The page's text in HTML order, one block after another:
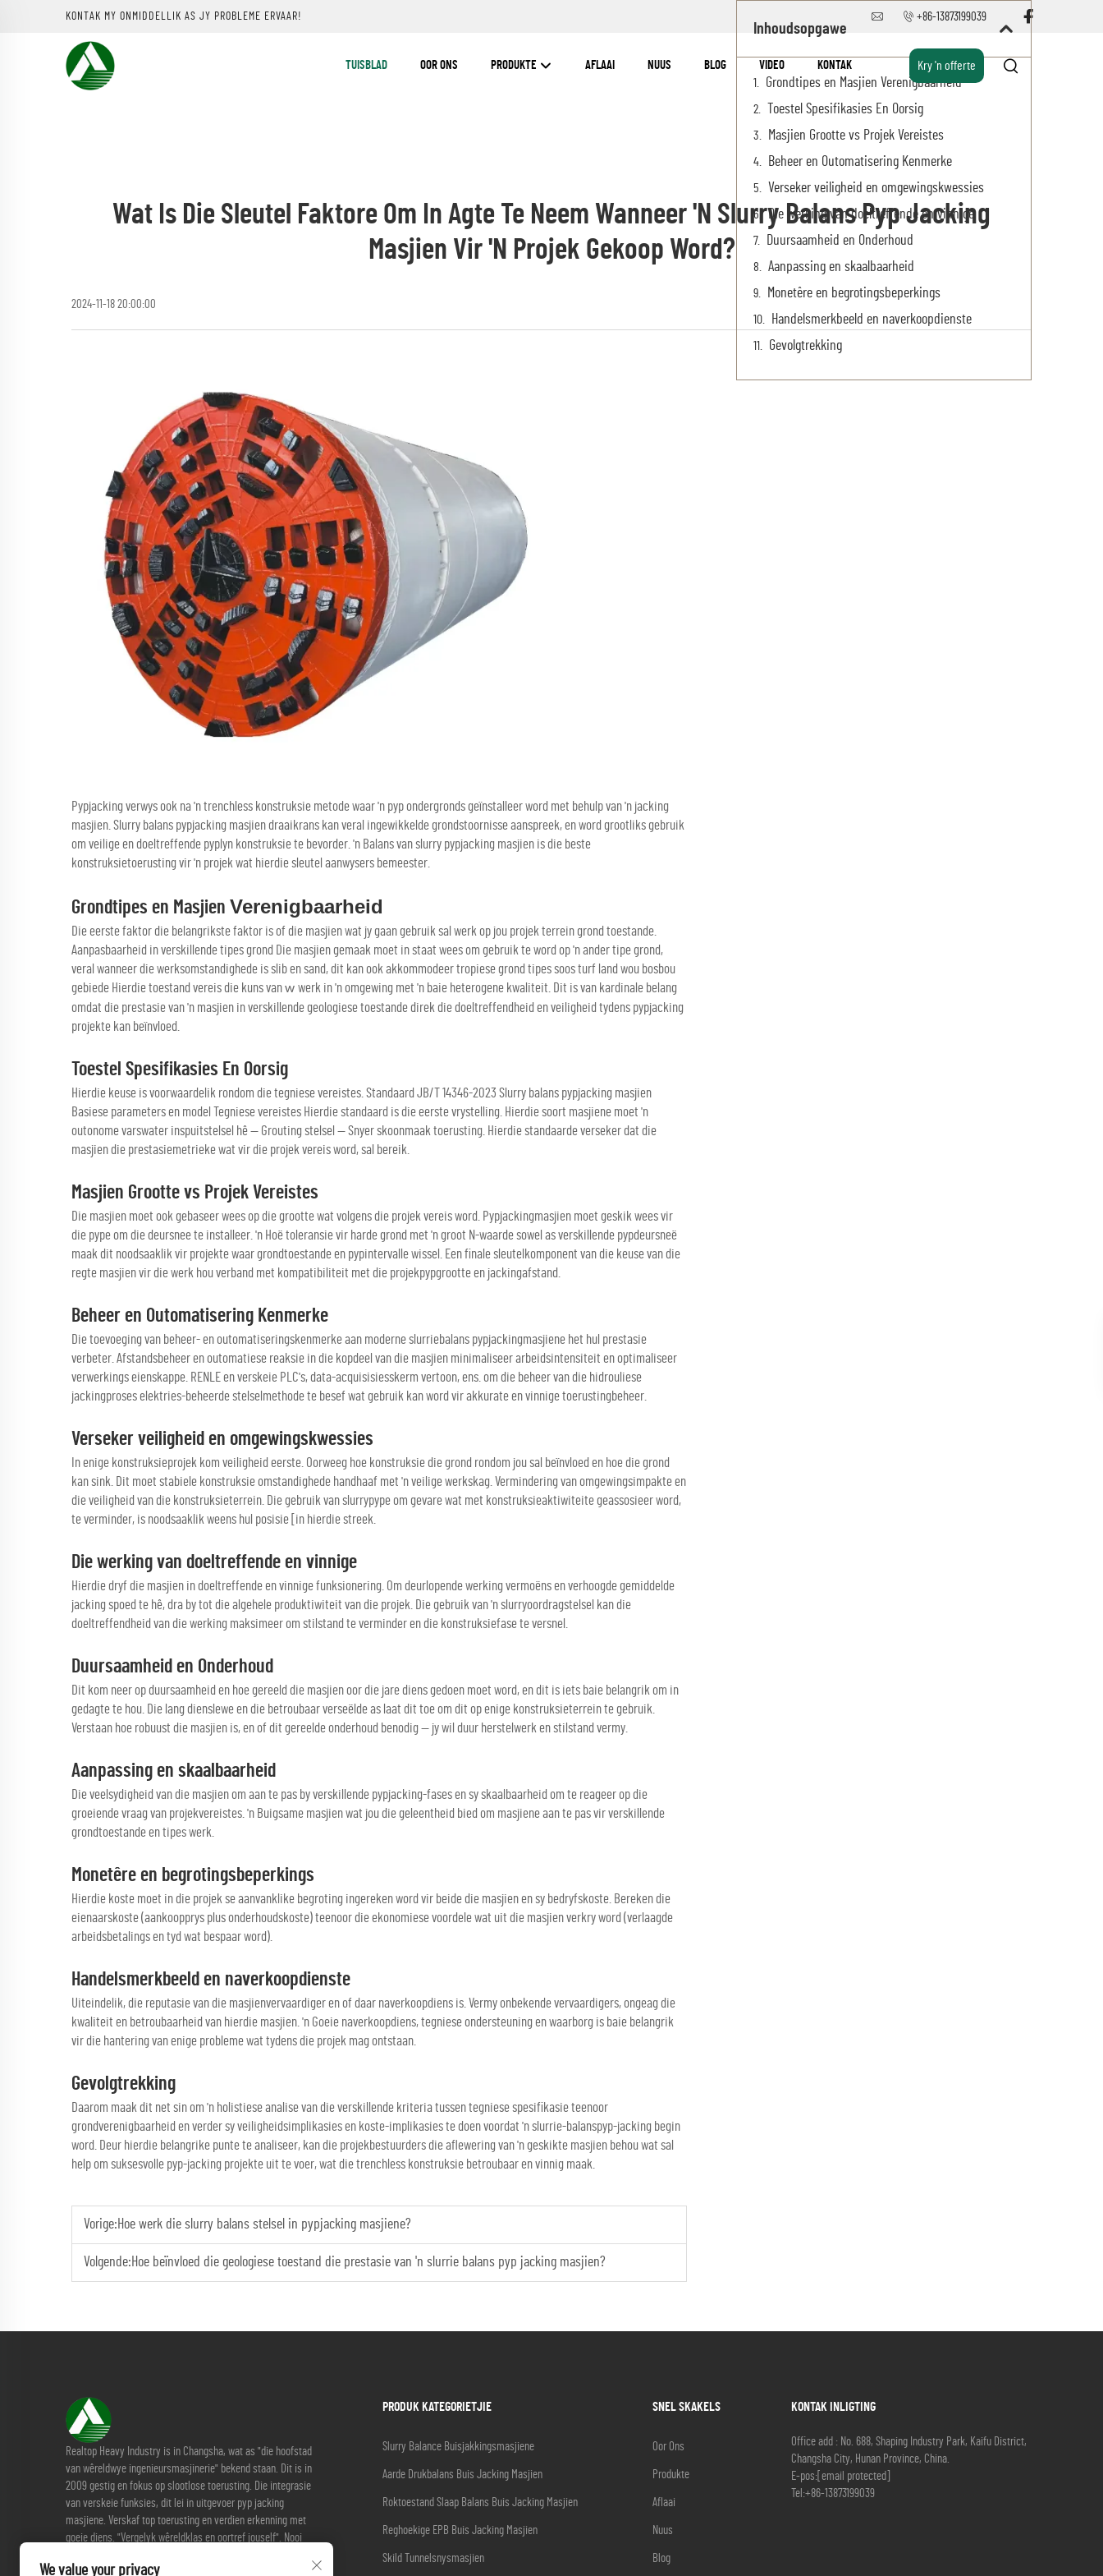
KONTAK MY ONMIDDELLIK AS JY PROBLEME ERVAAR! +86-13873199039
TUISBLAD OOR ONS PRODUKTE AFLAAI NUUS BLOG VIDEO KONTAK Kry 'n offerte
Wat Is Die Sleutel Faktore Om In Agte Te Neem Wanneer 'n Slurry Balans Pyp Jacking
Masjien Vir 'n Projek Gekoop Word?
2024-11-18 20:00:00
Pypjacking verwys ook na 'n trenchless konstruksie metode waar 'n pyp ondergronds geïnstalleer word met behulp van 'n jacking
masjien. Slurry balans pypjacking masjien draaikrans kan veral ingewikkelde grondstoornisse aanspreek, en word grootliks gebruik
om veilige en doeltreffende pyplyn konstruksie te bevorder. 'n Balans van slurry pypjacking masjien is die beste
konstruksietoerusting vir 'n projek wat hierdie sleutel aanwysers bemeester.
Grondtipes en Masjien Verenigbaarheid
Die eerste faktor die belangrikste faktor is of die masjien wat jy gaan gebruik sal werk op jou projek terrein grond toestande.
Aanpasbaarheid in verskillende tipes grond Die masjien gemaak moet in staat wees om gebruik te word op 'n ander tipe grond,
veral wanneer die werksomstandighede is slib en sand, dit kan ook akkommodeer tropiese grond tipes soos turf land wou bosbou
gebiede Hierdie toestand vereis die kuns vanw werk in 'n omgewing met 'n baie heterogene kwaliteit. Dit is van kardinale belang
omdat die prestasie van 'n masjien in verskillende geologiese toestande direk die doeltreffendheid en veiligheid tydens pypjacking
projekte kan beïnvloed.
Toestel Spesifikasies En Oorsig
Hierdie keuse is voorwaardelik rondom die tegniese vereistes. Standaard JB/T 14346-2023 Slurry balans pypjacking masjien
Basiese parameters en model Tegniese vereistes Hierdie standaard is die eerste vrystelling. Hierdie soort masjiene moet 'n
outonome varswater inspuitstelsel hê — Grouting stelsel — Snyer skoonmaak toerusting. Hierdie standaarde verseker dat die
masjien die prestasiemetrieke wat vir die projek vereis word, sal bereik.
Masjien Grootte vs Projek Vereistes
Die masjien moet ook gebaseer wees op die grootte wat volgens die projek vereis word. Pypjackingmasjien moet geskik wees vir
die pype om die deursnee te installeer. 'n Hoë toleransie vir harde grond met 'n groot N-waarde sowel as verskillende pypdeursneë
maak dit noodsaaklik vir projekte waar grondtoestande en pypintervalle wissel. Een finale sleutelkomponent van die keuse van die
regte masjien vir die werk hou verband met kompatibiliteit met die projekpypgrootte en jackingafstand.
Beheer en Outomatisering Kenmerke
Die toevoeging van beheer- en outomatiseringskenmerke aan moderne slurriebalans pypjackingmasjiene het hul prestasie
verbeter. Afstandsbeheer en outomatiese reaksie in die kopdeel van die masjien minimaliseer arbeidsintensiteit en optimaliseer
verwerkings eienskappe. RENLE en verskeie PLC's, data-acquisisiesskerm vertoon, ens. om die beheer van die hidrouliese
jackingproses elektries-beheerde stelselmethode te besef wat gebruik kan word vir akkurate en vinnige toerustingbeheer.
Verseker veiligheid en omgewingskwessies
In enige konstruksieprojek kom veiligheid eerste. Oorweeg hoe konstruksie die grond rondom jou sal beïnvloed en hoe die grond
kan sink. Dit moet stabiele konstruksie omstandighede handhaaf met 'n veilige werkskag. Vermindering van omgewingsimpakte en
die veiligheid van die konstruksieterrein. Die gebruik van slurrypype om gevare wat met konstruksieaktiwiteite geassosieer word,
te verminder, is noodsaaklik weens hul posisie [in hierdie streek.
Die werking van doeltreffende en vinnige
Hierdie dryf die masjien in doeltreffende en vinnige funksionering. Om deurlopende werking vermoëns en verhoogde gemiddelde
jacking spoed te hê, dra by tot die algehele produktiwiteit van die projek. Die gebruik van 'n slurryoordragstelsel kan die
doeltreffendheid van die werking maksimeer om stilstand te verminder en die konstruksiefase te versnel.
Duursaamheid en Onderhoud
Dit kom neer op duursaamheid en hoe gereeld die masjien oor die jare diens gedoen moet word, en dit is iets baie belangrik om in
gedagte te hou. Die lang dienslewe en die betroubaar verseëlde as laat dit toe om dit op enige konstruksieterrein te gebruik.
Verstaan hoe robuust die masjien is, en of dit gereelde onderhoud benodig — jy wil duur herstelwerk en stilstand vermy.
Aanpassing en skaalbaarheid
Die veelsydigheid van die masjien om aan te pas by verskillende pypjacking-fases en sy skaalbaarheid om te reageer op die
groeiende vraag van projekvereistes. 'n Buigsame masjien wat jou die geleentheid bied om masjiene aan te pas vir verskillende
grondtoestande en tipes werk.
Monetêre en begrotingsbeperkings
Hierdie koste moet in die projek se aanvanklike begroting ingereken word vir beide die masjien en sy bedryfskoste. Bereken die
eienaarskoste (aankoopprys plus onderhoudskoste) teenoor die ekonomiese voordele wat uit die masjien verkry word (verlaagde
arbeidsbetalings en tyd wat bespaar word).
Handelsmerkbeeld en naverkoopdienste
Uiteindelik, die reputasie van die masjienvervaardiger en of daar naverkoopdiens is. Vermy onbekende vervaardigers, ongeag die
kwaliteit en betroubaarheid van hierdie masjien. 'n Goeie naverkoopdiens, tegniese ondersteuning en waarborg is baie belangrik
vir die hantering van enige probleme wat tydens die projek mag ontstaan.
Gevolgtrekking
Daarom maak dit net sin om 'n holistiese analise van die verskillende kriteria tussen tegniese spesifikasie teenoor
grondverenigbaarheid en verder sy veiligheidsimplikasies en koste-implikasies te doen voordat 'n slurrie-balanspyp-jacking begin
word. Deur hierdie belangrike punte te analiseer, kan die projekbestuurders die aflewering van 'n geskikte masjien behou wat sal
help om suksesvolle pyp-jacking projekte uit te voer, wat die trenchless konstruksie betroubaar en vinnig maak.
Vorige:Hoe werk die slurry balans stelsel in pypjacking masjiene?
Volgende:Hoe beïnvloed die geologiese toestand die prestasie van 'n slurrie balans pyp jacking masjien?
Inhoudsopgawe
Grondtipes en Masjien Verenigbaarheid
Toestel Spesifikasies En Oorsig
Masjien Grootte vs Projek Vereistes
Beheer en Outomatisering Kenmerke
Verseker veiligheid en omgewingskwessies
Die werking van doeltreffende en vinnige
Duursaamheid en Onderhoud
Aanpassing en skaalbaarheid
Monetêre en begrotingsbeperkings
Handelsmerkbeeld en naverkoopdienste
Gevolgtrekking
Realtop Heavy Industry is in Changsha, wat as "die hoofstad
van wêreldwye ingenieursmasjinerie" bekend staan. Dit is in
2009 gestig en fokus op slootlose toerusting. Die integrasie
van verskeie funksies, dit lei in uitgevoer pyp jacking
masjiene. Verskaf top toerusting en verdien erkenning met
goeie diens. "Vergelyk wêreldklas en oortref jouself". Nooi
bespreek.
PRODUK KATEGORIETJIE
Slurry Balance Buisjakkingsmasjiene
Aarde Drukbalans Buis Jacking Masjien
Roktoestand Slaap Balans Buis Jacking Masjien
Reghoekige EPB Buis Jacking Masjien
Skild Tunnelsnysmasjien
SNEL SKAKELS
Oor Ons
Produkte
Aflaai
Nuus
Blog
KONTAK INLIGTING
Office add : No. 688, Shaping Industry Park, Kaifu District,
Changsha City, Hunan Province, China.
E-pos: [email protected]
Tel:+86-13873199039
We value your privacy